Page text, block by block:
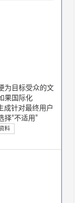
为目标受众的文
果国际化
成针对最终用户
择“不适用”
料